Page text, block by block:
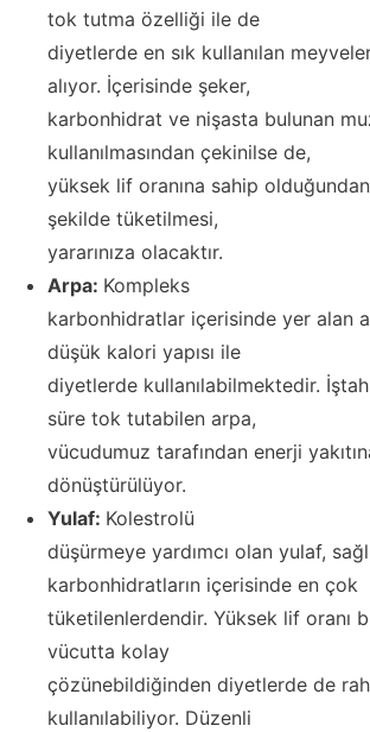
tok tutma özelliği ile de
diyetlerde en sık kullanılan
alıyor. İçerisinde şeker,
karbonhidrat ve nişasta bulunan
kullanılmasından çekinilse de,
yüksek lif oranına sahip
şekilde tüketilmesi,
yararınıza olacaktır.
Arpa: Kompleks
karbonhidratlar içerisinde yer alan
düşük kalori yapısı ile
diyetlerde kullanılabilmektedir.
süre tok tutabilen arpa,
vücudumuz tarafından enerji
dönüştürülüyor.
Yulaf: Kolestrolü
düşürmeye yardımcı olan yulaf,
karbonhidratların içerisinde en çok
tüketilenlerdendir. Yüksek lif oranı
vücutta kolay
çözünebildiğinden diyetlerde de
kullanılabiliyor. Düzenli